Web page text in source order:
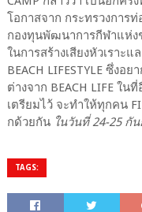
โอกาสจาก กระทรวงการ
กองทุนพัฒนาการกีฬาแห่ง
ในการสร้างเสียงหัวเราะ
BEACH LIFESTYLE ซึ่งอ
ต่างจาก BEACH LIFE ใน
เตรียมไว้ จะทำให้ทุกคน
กด้วยกัน ในวันที่ 24-25 กั
TAGS: